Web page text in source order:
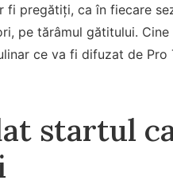
fi pregătiți, ca în fiecare
pe tărâmul gătitului.
ce va fi difuzat de Pro
startul